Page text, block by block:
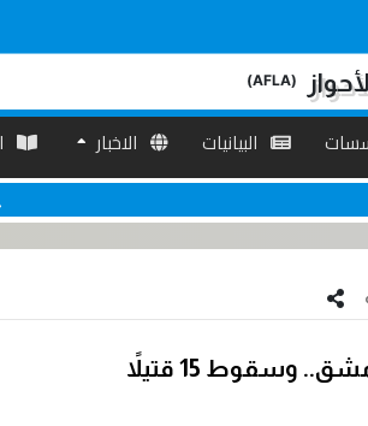
(AFLA)
البیانیات الاخبار
15 قتيلاً